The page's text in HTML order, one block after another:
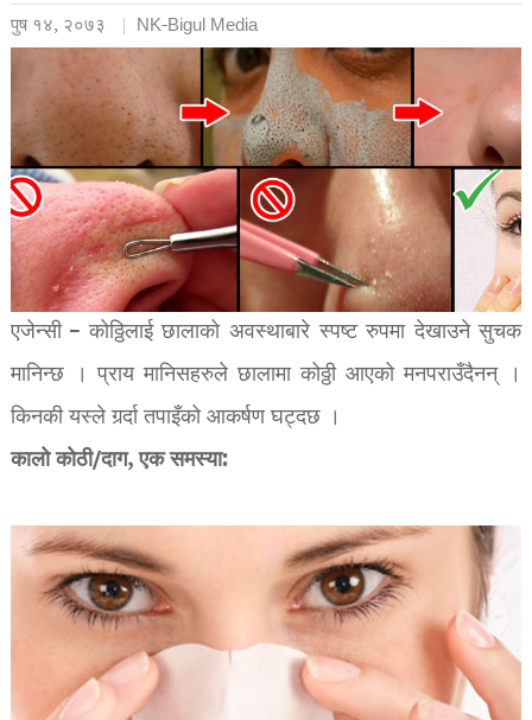
पुष १४, २०७३ NK-Bigul Media
एजेन्सी – कोठ्ठिलाई छालाको अवस्थाबारे स्पष्ट रुपमा देखाउने सुचक
मानिन्छ । प्राय मानिसहरुले छालामा कोठ्ठी आएको मनपराउँदैनन् ।
किनकी यस्ले गर्र्दा तपाइँको आकर्षण घट्दछ ।
कालो कोठी/दाग, एक समस्या: